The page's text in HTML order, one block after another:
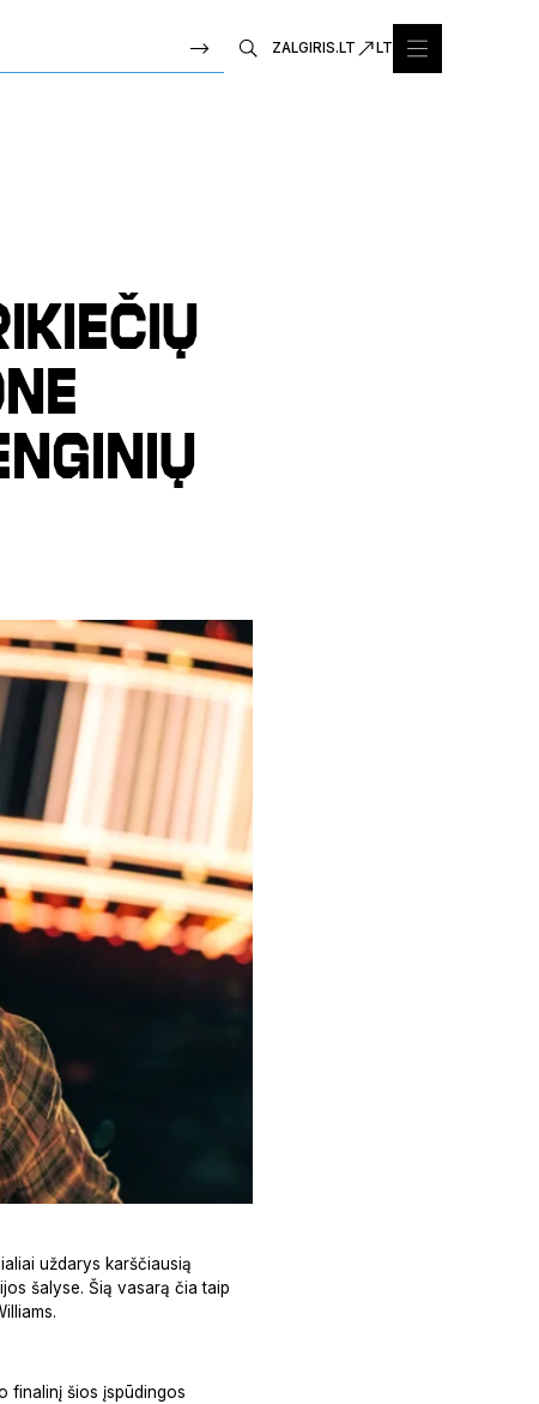
ZALGIRIS.LT LT
uždarys karščiausią
šalyse. Šią vasarą čia taip
finalinį šios įspūdingos